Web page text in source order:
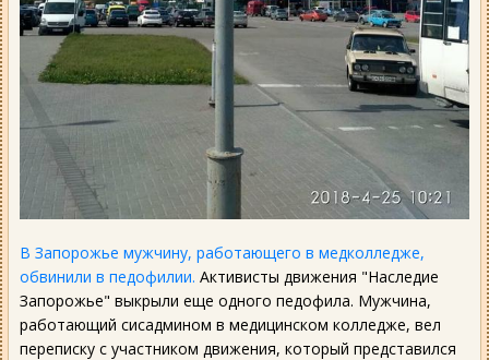
В Запорожье мужчину, работающего в медколледже,
обвинили в педофилии. Активисты движения "Наследие
Запорожье" выкрыли еще одного педофила. Мужчина,
работающий сисадмином в медицинском колледже, вел
переписку с участником движения, который представился